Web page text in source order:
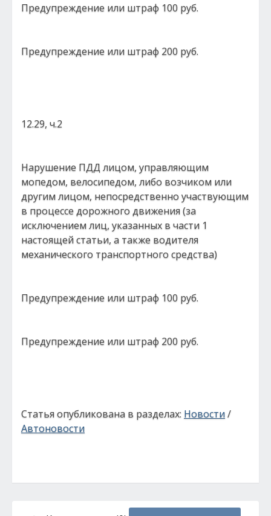
Предупреждение или штраф 100 руб.
Предупреждение или штраф 200 руб.
12.29, ч.2
Нарушение ПДД лицом, управляющим
мопедом, велосипедом, либо возчиком или
другим лицом, непосредственно участвующим
в процессе дорожного движения (за
исключением лиц, указанных в части 1
настоящей статьи, а также водителя
механического транспортного средства)
Предупреждение или штраф 100 руб.
Предупреждение или штраф 200 руб.
Статья опубликована в разделах: Новости/
Автоновости